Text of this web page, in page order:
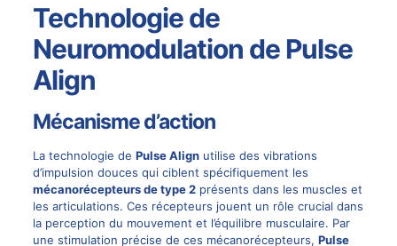
Technologie de
Neuromodulation de Pulse
Align
Mécanisme d’action
La technologie de Pulse Alignutilise des vibrations
d’impulsion douces qui ciblent spécifiquement les
mécanorécepteurs de type 2présents dans les muscles et
les articulations. Ces récepteurs jouent un rôle crucial dans
la perception du mouvement et l’équilibre musculaire. Par
une stimulation précise de ces mécanorécepteurs, Pulse